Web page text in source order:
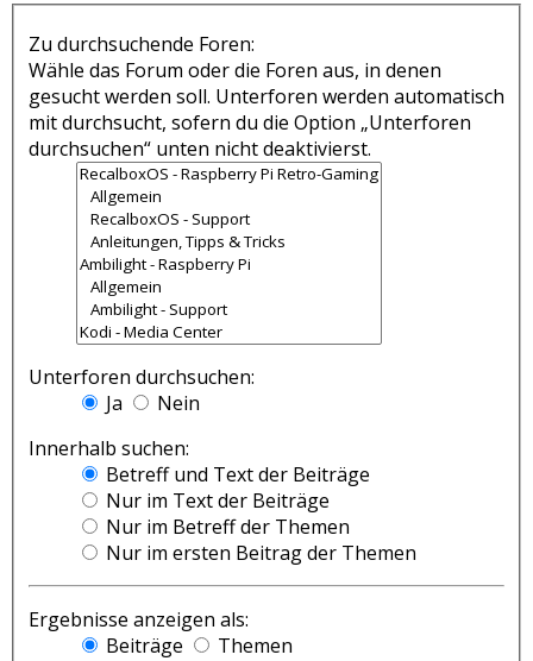
Zu durchsuchende Foren:
Wähle das Forum oder die Foren aus, in denen
gesucht werden soll. Unterforen werden automatisch
mit durchsucht, sofern du die Option „Unterforen
durchsuchen“ unten nicht deaktivierst.
Unterforen durchsuchen:
Ja
Nein
Innerhalb suchen:
Betreff und Text der Beiträge
Nur im Text der Beiträge
Nur im Betreff der Themen
Nur im ersten Beitrag der Themen
Ergebnisse anzeigen als:
Beiträge
Themen